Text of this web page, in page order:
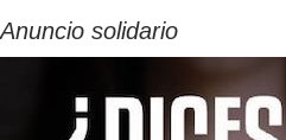
Anuncio solidario